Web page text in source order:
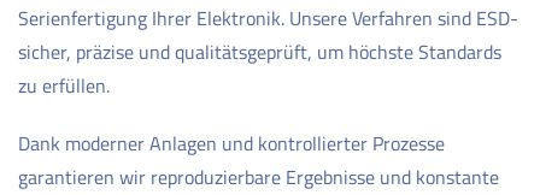
Serienfertigung Ihrer Elektronik. Unsere Verfahren sind ESD-
sicher, präzise und qualitätsgeprüft, um höchste Standards
zu erfüllen.
Dank moderner Anlagen und kontrollierter Prozesse
garantieren wir reproduzierbare Ergebnisse und konstante